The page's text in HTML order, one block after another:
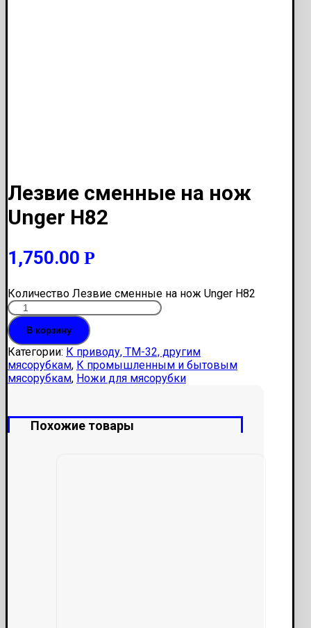
Лезвие сменные на нож
Unger H82
1,750.00 Р
Количество Лезвие сменные на нож Unger H82
В корзину
Категории: К приводу, ТМ-32, другим
мясорубкам, К промышленным и бытовым
мясорубкам, Ножи для мясорубки
Похожие товары